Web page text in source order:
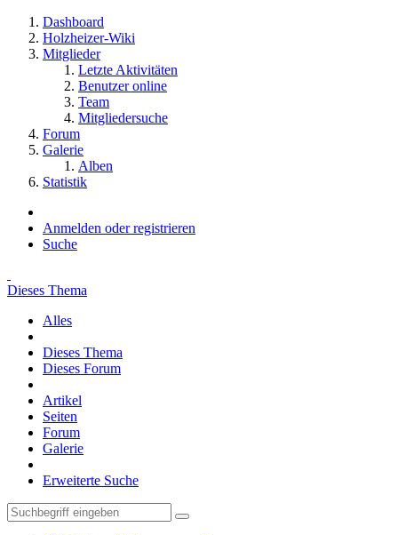
Dashboard
Holzheizer-Wiki
Mitglieder
Letzte Aktivitäten
Benutzer online
Team
Mitgliedersuche
Forum
Galerie
Alben
Statistik
Anmelden oder registrieren
Suche
Dieses Thema
Alles
Dieses Thema
Dieses Forum
Artikel
Seiten
Forum
Galerie
Erweiterte Suche